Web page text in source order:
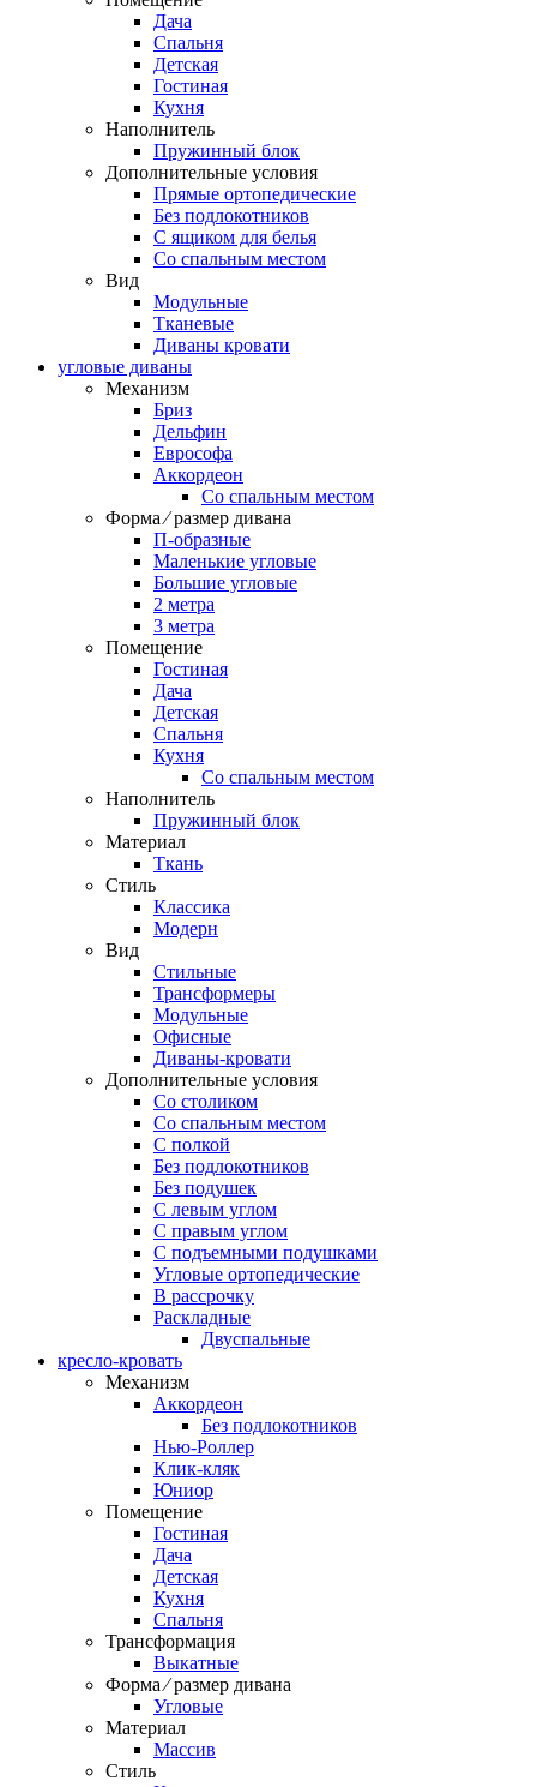
Дача
Спальня
Детская
Гостиная
Кухня
Наполнитель
Пружинный блок
Дополнительные условия
Прямые ортопедические
Без подлокотников
С ящиком для белья
Со спальным местом
Вид
Модульные
Тканевые
Диваны кровати
угловые диваны
Механизм
Бриз
Дельфин
Еврософа
Аккордеон
Со спальным местом
Форма ⁄ размер дивана
П-образные
Маленькие угловые
Большие угловые
2 метра
3 метра
Помещение
Гостиная
Дача
Детская
Спальня
Кухня
Со спальным местом
Наполнитель
Пружинный блок
Материал
Ткань
Стиль
Классика
Модерн
Вид
Стильные
Трансформеры
Модульные
Офисные
Диваны-кровати
Дополнительные условия
Со столиком
Со спальным местом
С полкой
Без подлокотников
Без подушек
C левым углом
C правым углом
С подъемными подушками
Угловые ортопедические
В рассрочку
Раскладные
Двуспальные
кресло-кровать
Механизм
Аккордеон
Без подлокотников
Нью-Роллер
Клик-кляк
Юниор
Помещение
Гостиная
Дача
Детская
Кухня
Спальня
Трансформация
Выкатные
Форма ⁄ размер дивана
Угловые
Материал
Массив
Стиль